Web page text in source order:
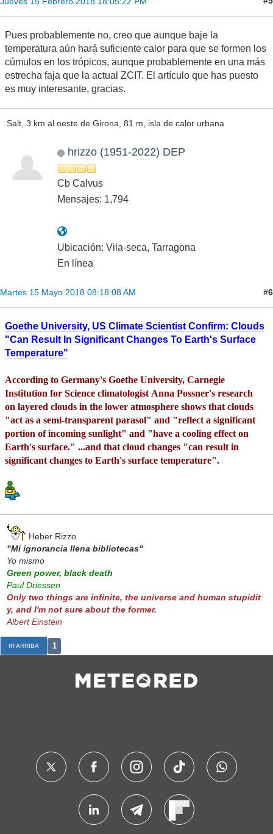
Pues probablemente no, creo que aunque baje la
temperatura aún hará suficiente calor para que se formen los
cúmulos en los trópicos, aunque probablemente en una más
estrecha faja que la actual ZCIT. El artículo que has puesto
es muy interesante, gracias.
Salt, 3 km al oeste de Girona, 81 m, isla de calor urbana
hrizzo (1951-2022) DEP
Cb Calvus
Mensajes: 1,794
Ubicación: Vila-seca, Tarragona
En línea
Martes 15 Mayo 2018 08:18:08 AM #6
Goethe University, US Climate Scientist Confirm: Clouds
"Can Result In Significant Changes To Earth's Surface
Temperature"
According to Germany's Goethe University, Carnegie
Institution for Science climatologist Anna Possner's research
on layered clouds in the lower atmosphere shows that clouds
"act as a semi-transparent parasol" and "reflect a significant
portion of incoming sunlight" and "have a cooling effect on
Earth's surface." ...and that cloud changes "can result in
significant changes to Earth's surface temperature".
Heber Rizzo
"Mi ignorancia llena bibliotecas"
Yo mismo
Green power, black death
Paul Driessen
Only two things are infinite, the universe and human stupidit
y, and I'm not sure about the former.
Albert Einstein
IR ARRIBA 1